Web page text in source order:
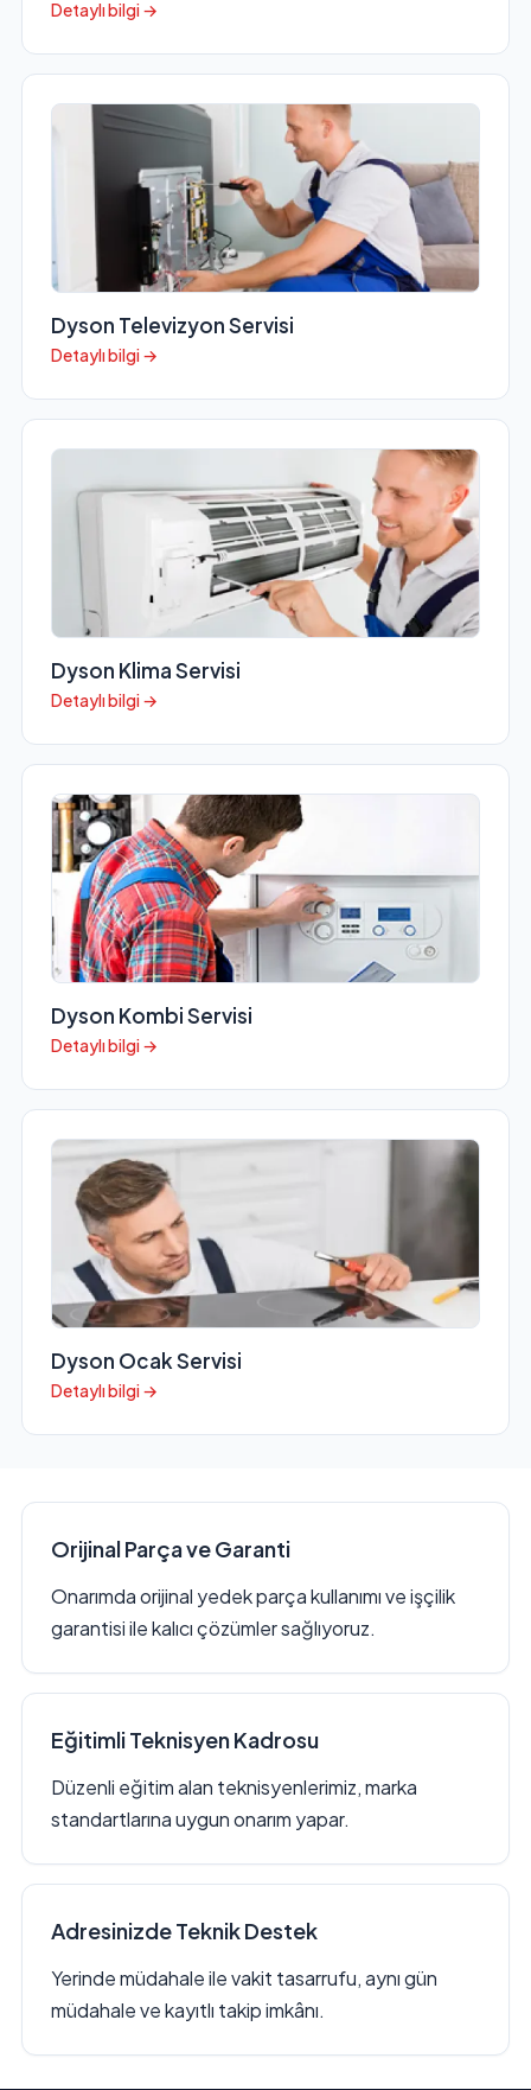
Detaylı bilgi →
Dyson Televizyon Servisi
Detaylı bilgi →
Dyson Klima Servisi
Detaylı bilgi →
Dyson Kombi Servisi
Detaylı bilgi →
Dyson Ocak Servisi
Detaylı bilgi →
Orijinal Parça ve Garanti
Onarımda orijinal yedek parça kullanımı ve işçilik
garantisi ile kalıcı çözümler sağlıyoruz.
Eğitimli Teknisyen Kadrosu
Düzenli eğitim alan teknisyenlerimiz, marka
standartlarına uygun onarım yapar.
Adresinizde Teknik Destek
Yerinde müdahale ile vakit tasarrufu, aynı gün
müdahale ve kayıtlı takip imkânı.